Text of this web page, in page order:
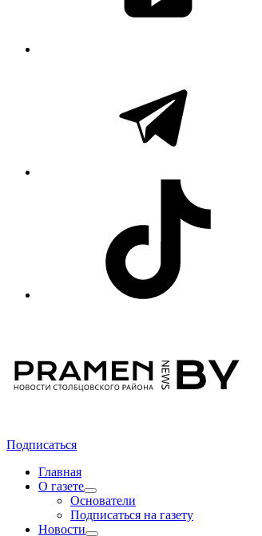
Подписаться
Главная
О газете
Основатели
Подписаться на газету
Новости